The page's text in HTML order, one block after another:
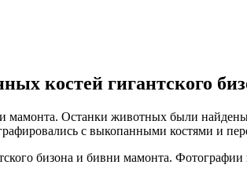
костей гигантского
мамонта. Останки животных были
с выкопанными костями и
бизона и бивни мамонта. Фотографии